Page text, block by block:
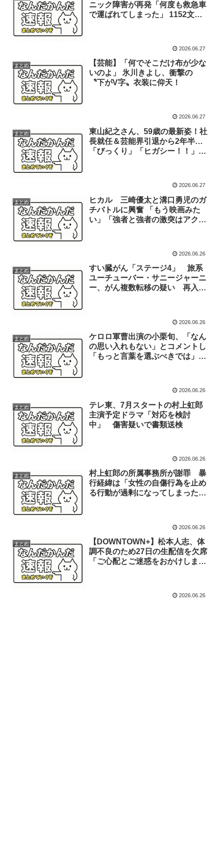
ニック障害が再発「何度も救急車
で運ばれてしまった」 1152文字
2026.06.27
まとめ
【芸能】「何でそこだけ布が少な
いのよ」 氷川きよし、衝撃の
〝下がV字〟衣装に仰天！
2026.06.27
まとめ
東山紀之さん、59歳の最新姿！社
長就任＆芸能界引退から2年半…
「びっくり」「ヒガシー！！」
2026.06.27
まとめ
ヒカル 三崎優太と溝口勇児のガ
チバトルに興奮 「もう映画みた
い」「強者と強者の激突はアクセ
2026.06.26
まとめ
すい臓がん「ステージ4」 旅系
ユーチューバー・サニージャーニ
ー、がん複数転移の疑い 再入院
2026.06.26
まとめ
ケロロ軍曹出演の小栗旬、「なん
の思い入れもない」とコメントし
「もっと言葉を選ぶべきでは」
2026.06.26
まとめ
テレ東、7月スタートの村上虹郎
主演予定ドラマ「対応を検討
中」 傷害疑いで書類送検
2026.06.26
まとめ
村上虹郎の所属事務所が謝罪 暴
行経緯は「女性の自傷行為を止め
る行動が過剰になってしまった」
2026.06.26
まとめ
【DOWNTOWN+】松本人志、体
調不良のため27日の生配信を欠席
「ご心配とご迷惑をおかけしま
2026.06.26